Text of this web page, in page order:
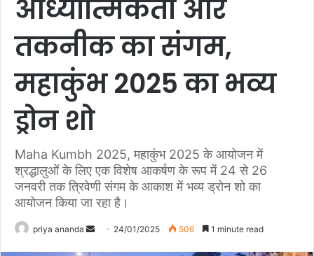
आध्यात्मिकता और
तकनीक का संगम,
महाकुंभ 2025 का भव्य
ड्रोन शो
Maha Kumbh 2025, महाकुंभ 2025 के आयोजन में
श्रद्धालुओं के लिए एक विशेष आकर्षण के रूप में 24 से 26
जनवरी तक त्रिवेणी संगम के आकाश में भव्य ड्रोन शो का
आयोजन किया जा रहा है।
priya ananda 24/01/2025 506 1 minute read